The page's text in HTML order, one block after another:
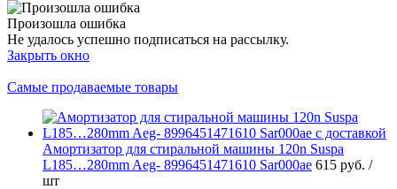
Произошла ошибка
Не удалось успешно подписаться на рассылку.
Закрыть окно
Самые продаваемые товары
Амортизатор для стиральной машины 120n Suspa
L185…280mm Aeg- 8996451471610 Sar000ae 615 руб. /
шт